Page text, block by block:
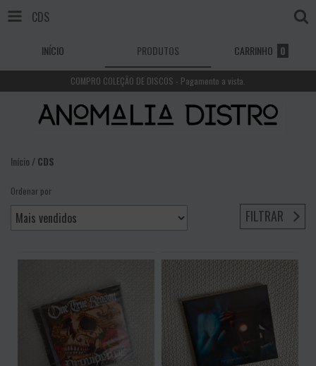
CDS
INÍCIO PRODUTOS CARRINHO 0
COMPRO COLEÇÃO DE DISCOS - Pagamento a vista.
Início /CDS
Ordenar por
FILTRAR